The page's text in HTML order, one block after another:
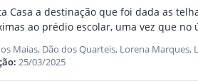
Casa a destinação que foi dada as
ao prédio escolar, uma vez que
Maias, Dão dos Quarteis, Lorena Marques,
25/03/2025